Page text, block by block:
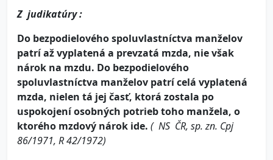
Z judikatúry :
Do bezpodielového spoluvlastníctva manželov
patrí až vyplatená a prevzatá mzda, nie však
nárok na mzdu. Do bezpodielového
spoluvlastníctva manželov patrí celá vyplatená
mzda, nielen tá jej časť, ktorá zostala po
uspokojení osobných potrieb toho manžela, o
ktorého mzdový nárok ide. ( NS ČR, sp. zn. Cpj
86/1971, R 42/1972)